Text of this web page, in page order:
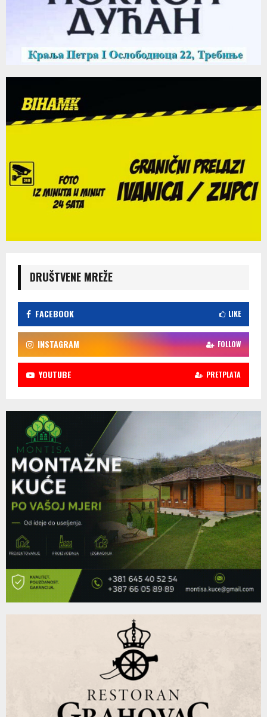
DRUŠTVENE MREŽE
FACEBOOK LIKE
INSTAGRAM FOLLOW
YOUTUBE PRETPLATA